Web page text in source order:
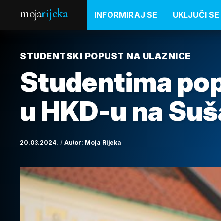
mojarijeka INFORMIRAJ SE UKLJUČI SE
STUDENTSKI POPUST NA ULAZNICE
Studentima
u HKD-u na
20.03.2024. Autor: Moja Rijeka